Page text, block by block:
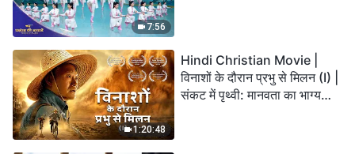
7:56
1:20:48
Hindi Christian Movie |
विनाशों के दौरान प्रभु से मिलन (I) |
संकट में पृथ्वी: मानवता का भाग्य